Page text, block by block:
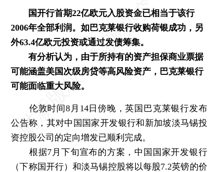
国开行首期22亿欧元入股资金已相当于该行
2006年全部利润。如巴克莱银行收购荷银成功，另
外63.4亿欧元投资或通过发债筹集。
有分析认为，由于所持有的资产担保商业票据
可能涵盖美国次级房贷等高风险资产，巴克莱银行
可能面临重大风险。
伦敦时间8月14日傍晚，英国巴克莱银行发布
公告称，其对中国国家开发银行和新加坡淡马锡投
资控股公司的定向增发已顺利完成。
根据7月下旬宣布的方案，中国国家开发银行
（下称国开行）和淡马锡控股将以每股7.2英镑的价